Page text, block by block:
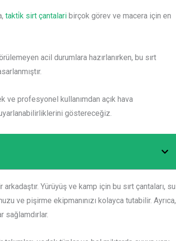
takti̇k sirt çantalari birçok görev ve macera için en
acil durumlara hazırlanırken, bu sırt
ve profesyonel kullanımdan açık hava
göstereceğiz.
Yürüyüş ve kamp için bu sırt çantaları, su
ve pişirme ekipmanınızı kolayca tutabilir. Ayrıca,
sağlamdırlar.